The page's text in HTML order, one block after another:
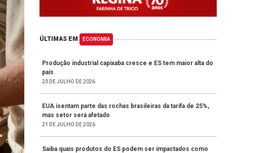
ÚLTIMAS EM ECONOMIA
Produção industrial capixaba cresce e ES tem maior alta do
país
23 DE JULHO DE 2026
EUA isentam parte das rochas brasileiras da tarifa de 25%,
mas setor será afetado
21 DE JULHO DE 2026
Saiba quais produtos do ES podem ser impactados como